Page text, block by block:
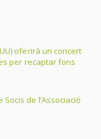
oferirà un concert
per recaptar fons
de l’Associació